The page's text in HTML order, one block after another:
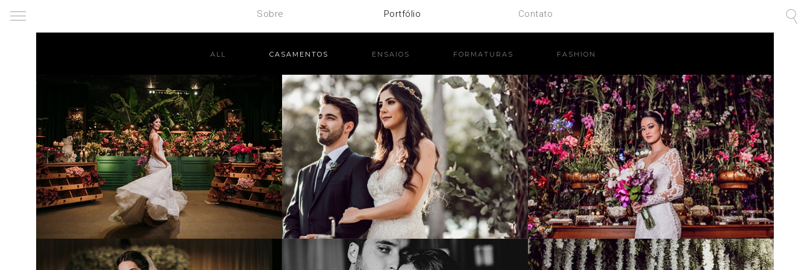
Sobre Portfólio Contato
ALL CASAMENTOS ENSAIOS FORMATURAS FASHION
& & &